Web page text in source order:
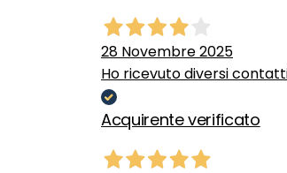
28 Novembre 2025
Ho ricevuto diversi
Acquirente verificato